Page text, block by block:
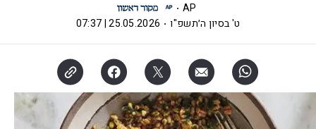
AP
ט' בסיון ה׳תשפ"ו
25.05.2026 | 07:37